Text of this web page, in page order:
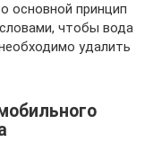
основной принцип
чтобы вода
удалить